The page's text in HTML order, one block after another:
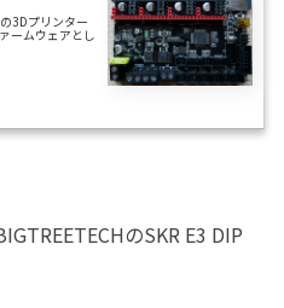
3Dプリンター
ームウェアとし
のSKR E3 DIP